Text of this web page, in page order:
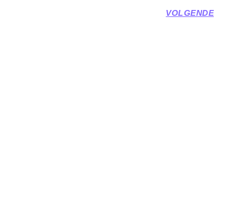
VOLGENDE